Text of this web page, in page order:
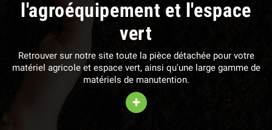
l'agroéquipement et l'espace
vert
Retrouver sur notre site toute la pièce détachée pour votre
matériel agricole et espace vert, ainsi qu'une large gamme de
matériels de manutention.
+